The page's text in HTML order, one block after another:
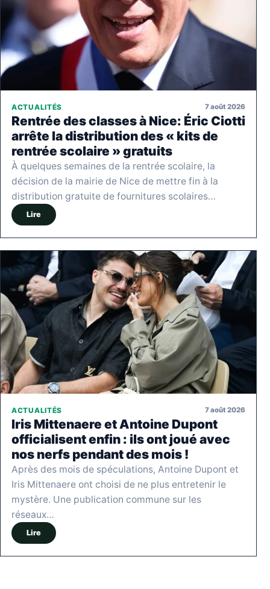
ACTUALITÉS 7 août 2026
Rentrée des classes à Nice: Éric Ciotti
arrête la distribution des « kits de
rentrée scolaire » gratuits
À quelques semaines de la rentrée scolaire, la
décision de la mairie de Nice de mettre fin à la
distribution gratuite de fournitures scolaires…
Lire
ACTUALITÉS 7 août 2026
Iris Mittenaere et Antoine Dupont
officialisent enfin : ils ont joué avec
nos nerfs pendant des mois !
Après des mois de spéculations, Antoine Dupont et
Iris Mittenaere ont choisi de ne plus entretenir le
mystère. Une publication commune sur les
réseaux…
Lire